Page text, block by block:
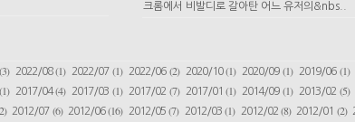
크롬에서 비발디로 갈아탄 어느 유저의&nbs..
(3) 2022/08(1) 2022/07(1) 2022/06 (2) 2020/10(1) 2020/09(1) 2019/06 (1)
(1) 2017/04(4) 2017/03(1) 2017/02 (7) 2017/01(1) 2014/09(1) 2013/02 (5)
2012/07 (6) 2012/06(16) 2012/05(7) 2012/03(1) 2012/02 (8) 2012/01 (2)